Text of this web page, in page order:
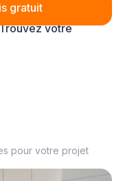
gratuit
votre
pour votre projet